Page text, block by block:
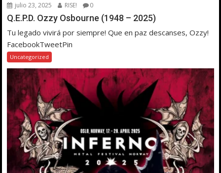
julio 23, 2025 RISE! 0
Q.E.P.D. Ozzy Osbourne (1948 – 2025)
Tu legado vivirá por siempre! Que en paz descanses, Ozzy!
FacebookTweetPin
Uncategorized